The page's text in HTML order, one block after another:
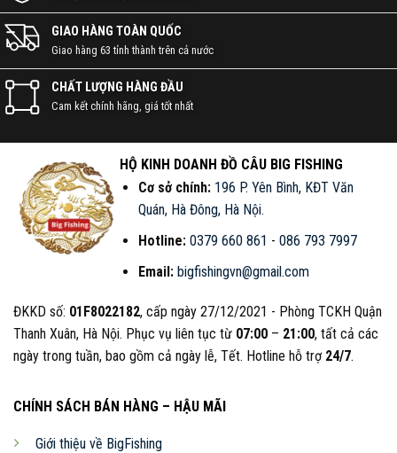
GIAO HÀNG TOÀN QUỐC
Giao hàng 63 tỉnh thành trên cả nước
CHẤT LƯỢNG HÀNG ĐẦU
Cam kết chính hãng, giá tốt nhất
HỘ KINH DOANH ĐỒ CÂU BIG FISHING
Cơ sở chính: 196 P. Yên Bình, KĐT Văn
Quán, Hà Đông, Hà Nội.
Hotline: 0379 660 861 - 086 793 7997
Email: bigfishingvn@gmail.com
ĐKKD số: 01F8022182, cấp ngày 27/12/2021 - Phòng TCKH Quận
Thanh Xuân, Hà Nội. Phục vụ liên tục từ 07:00 – 21:00, tất cả các
ngày trong tuần, bao gồm cả ngày lễ, Tết. Hotline hỗ trợ 24/7.
CHÍNH SÁCH BÁN HÀNG – HẬU MÃI
Giới thiệu về BigFishing